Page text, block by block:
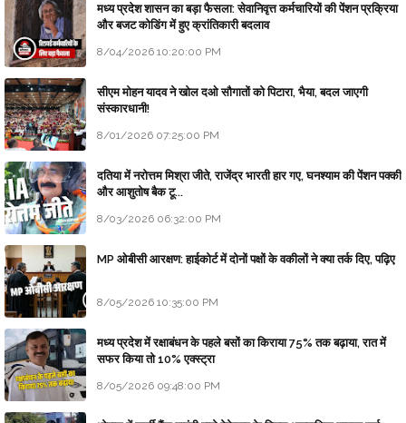
मध्य प्रदेश शासन का बड़ा फैसला: सेवानिवृत्त कर्मचारियों की पेंशन प्रक्रिया
और बजट कोडिंग में हुए क्रांतिकारी बदलाव
8/04/2026 10:20:00 PM
सीएम मोहन यादव ने खोल दओ सौगातों को पिटारा, भैया, बदल जाएगी
संस्कारधानी!
8/01/2026 07:25:00 PM
दतिया में नरोत्तम मिश्रा जीते, राजेंद्र भारती हार गए, घनश्याम की पेंशन पक्की
और आशुतोष बैक टू...
8/03/2026 06:32:00 PM
MP ओबीसी आरक्षण: हाईकोर्ट में दोनों पक्षों के वकीलों ने क्या तर्क दिए, पढ़िए
8/05/2026 10:35:00 PM
मध्य प्रदेश में रक्षाबंधन के पहले बसों का किराया 75% तक बढ़ाया, रात में
सफर किया तो 10% एक्स्ट्रा
8/05/2026 09:48:00 PM